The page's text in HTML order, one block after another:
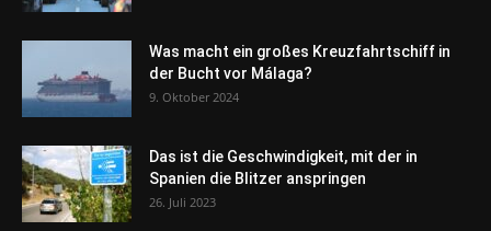
Was macht ein großes Kreuzfahrtschiff in
der Bucht vor Málaga?
9. Oktober 2024
Das ist die Geschwindigkeit, mit der in
Spanien die Blitzer anspringen
26. Juli 2023